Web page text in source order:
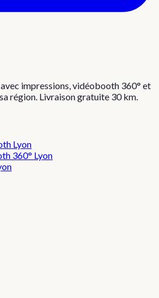
impressions, vidéobooth 360° et
région. Livraison gratuite 30 km.
Lyon
360° Lyon